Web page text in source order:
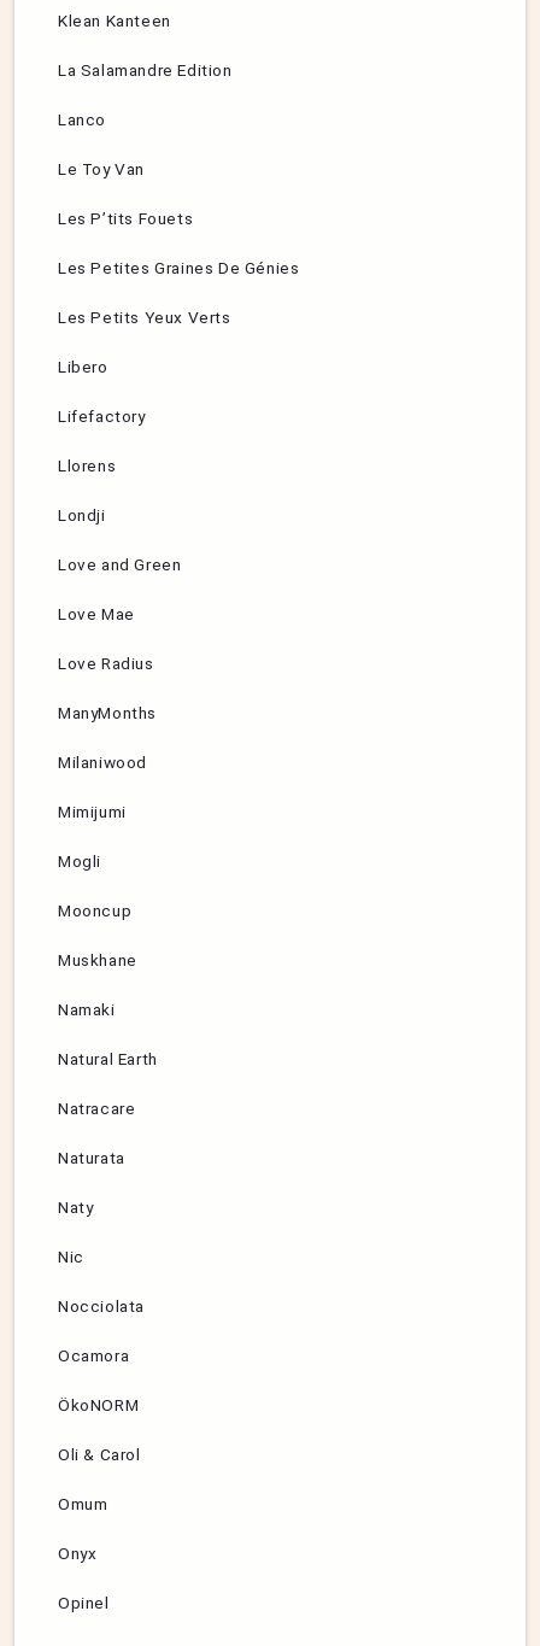
Klean Kanteen
La Salamandre Edition
Lanco
Le Toy Van
Les P’tits Fouets
Les Petites Graines De Génies
Les Petits Yeux Verts
Libero
Lifefactory
Llorens
Londji
Love and Green
Love Mae
Love Radius
ManyMonths
Milaniwood
Mimijumi
Mogli
Mooncup
Muskhane
Namaki
Natural Earth
Natracare
Naturata
Naty
Nic
Nocciolata
Ocamora
ÖkoNORM
Oli & Carol
Omum
Onyx
Opinel